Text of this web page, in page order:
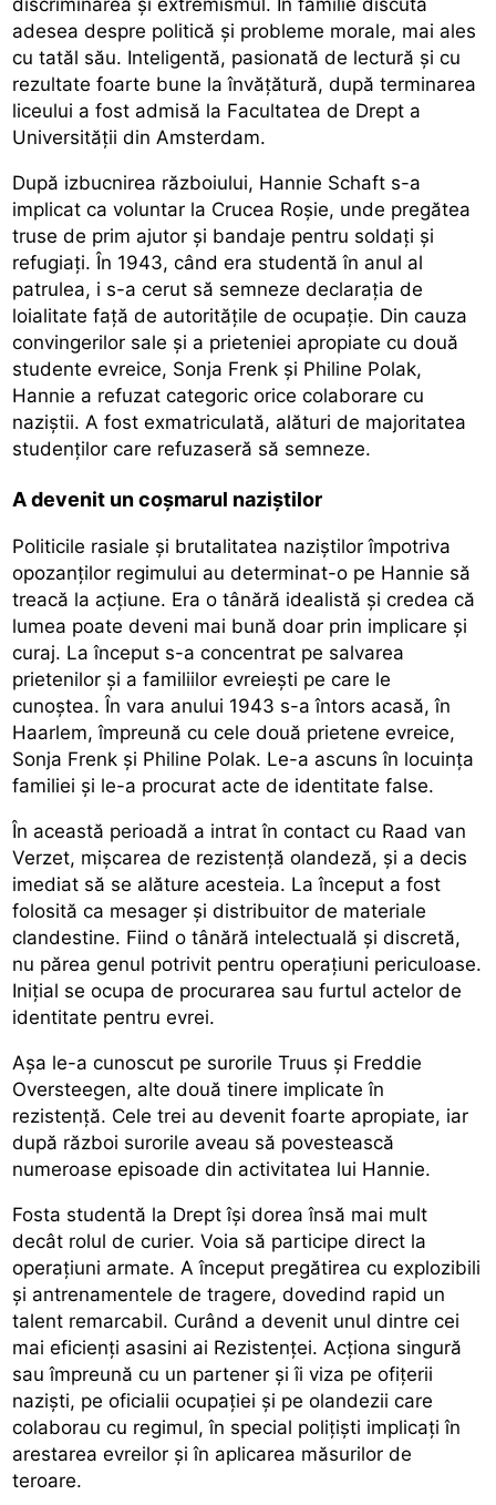
adesea despre politică și probleme morale, mai ales
cu tatăl său. Inteligentă, pasionată de lectură și cu
rezultate foarte bune la învățătură, după terminarea
liceului a fost admisă la Facultatea de Drept a
Universității din Amsterdam.
După izbucnirea războiului, Hannie Schaft s-a
implicat ca voluntar la Crucea Roșie, unde pregătea
truse de prim ajutor și bandaje pentru soldați și
refugiați. În 1943, când era studentă în anul al
patrulea, i s-a cerut să semneze declarația de
loialitate față de autoritățile de ocupație. Din cauza
convingerilor sale și a prieteniei apropiate cu două
studente evreice, Sonja Frenk și Philine Polak,
Hannie a refuzat categoric orice colaborare cu
naziștii. A fost exmatriculată, alături de majoritatea
studenților care refuzaseră să semneze.
A devenit un coșmarul naziștilor
Politicile rasiale și brutalitatea naziștilor împotriva
opozanților regimului au determinat-o pe Hannie să
treacă la acțiune. Era o tânără idealistă și credea că
lumea poate deveni mai bună doar prin implicare și
curaj. La început s-a concentrat pe salvarea
prietenilor și a familiilor evreiești pe care le
cunoștea. În vara anului 1943 s-a întors acasă, în
Haarlem, împreună cu cele două prietene evreice,
Sonja Frenk și Philine Polak. Le-a ascuns în locuința
familiei și le-a procurat acte de identitate false.
În această perioadă a intrat în contact cu Raad van
Verzet, mișcarea de rezistență olandeză, și a decis
imediat să se alăture acesteia. La început a fost
folosită ca mesager și distribuitor de materiale
clandestine. Fiind o tânără intelectuală și discretă,
nu părea genul potrivit pentru operațiuni periculoase.
Inițial se ocupa de procurarea sau furtul actelor de
identitate pentru evrei.
Așa le-a cunoscut pe surorile Truus și Freddie
Oversteegen, alte două tinere implicate în
rezistență. Cele trei au devenit foarte apropiate, iar
după război surorile aveau să povestească
numeroase episoade din activitatea lui Hannie.
Fosta studentă la Drept își dorea însă mai mult
decât rolul de curier. Voia să participe direct la
operațiuni armate. A început pregătirea cu explozibili
și antrenamentele de tragere, dovedind rapid un
talent remarcabil. Curând a devenit unul dintre cei
mai eficienți asasini ai Rezistenței. Acționa singură
sau împreună cu un partener și îi viza pe ofițerii
naziști, pe oficialii ocupației și pe olandezii care
colaborau cu regimul, în special polițiști implicați în
arestarea evreilor și în aplicarea măsurilor de
teroare.